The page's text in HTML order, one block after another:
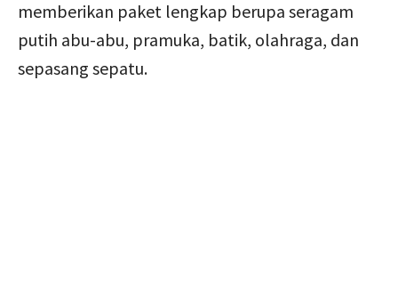
memberikan paket lengkap berupa seragam
putih abu-abu, pramuka, batik, olahraga, dan
sepasang sepatu.